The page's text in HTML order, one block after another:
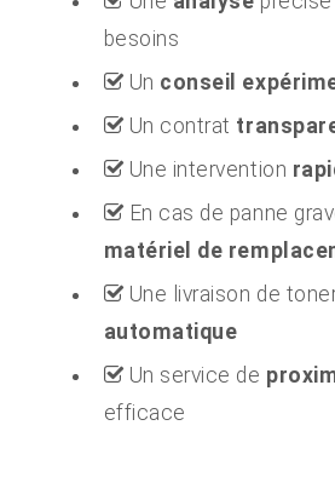
besoins
Un conseil
Un contrat
Une intervention
En cas de panne
matériel de
Une livraison de
automatique
Un service de
efficace